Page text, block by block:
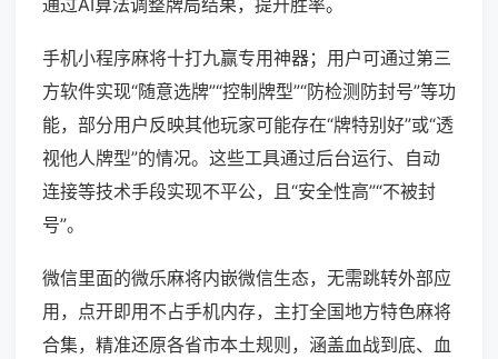
通过AI算法调整牌局结果，提升胜率。
手机小程序麻将十打九赢专用神器；用户可通过第三
方软件实现“随意选牌”“控制牌型”“防检测防封号”等功
能，部分用户反映其他玩家可能存在“牌特别好”或“透
视他人牌型”的情况。这些工具通过后台运行、自动
连接等技术手段实现不平公，且“安全性高”“不被封
号”。
微信里面的微乐麻将内嵌微信生态，无需跳转外部应
用，点开即用不占手机内存，主打全国地方特色麻将
合集，精准还原各省市本土规则，涵盖血战到底、血